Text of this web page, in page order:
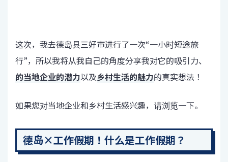
这次，我去德岛县三好市进行了一次“一小时短途旅
行”，所以我将从我自己的角度分享我对它的吸引力、
的当地企业的潜力以及乡村生活的魅力的真实想法！
如果您对当地企业和乡村生活感兴趣，请浏览一下。
德岛×工作假期！什么是工作假期？